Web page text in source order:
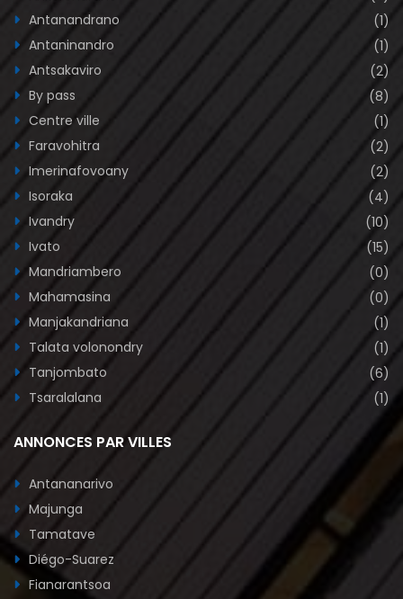
Antanandrano
(1)
Antaninandro
(1)
Antsakaviro
(2)
By pass
(8)
Centre ville
(1)
Faravohitra
(2)
Imerinafovoany
(2)
Isoraka
(4)
Ivandry
(10)
Ivato
(15)
Mandriambero
(0)
Mahamasina
(0)
Manjakandriana
(1)
Talata volonondry
(1)
Tanjombato
(6)
Tsaralalana
(1)
ANNONCES PAR VILLES
Antananarivo
Majunga
Tamatave
Diégo-Suarez
Fianarantsoa